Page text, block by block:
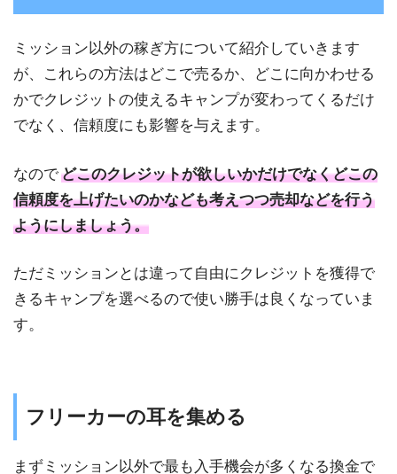
ミッション以外の稼ぎ方について紹介していきます
が、これらの方法はどこで売るか、どこに向かわせる
かでクレジットの使えるキャンプが変わってくるだけ
でなく、信頼度にも影響を与えます。
なのでどこのクレジットが欲しいかだけでなくどこの
信頼度を上げたいのかなども考えつつ売却などを行う
ようにしましょう。
ただミッションとは違って自由にクレジットを獲得で
きるキャンプを選べるので使い勝手は良くなっていま
す。
フリーカーの耳を集める
まずミッション以外で最も入手機会が多くなる換金で